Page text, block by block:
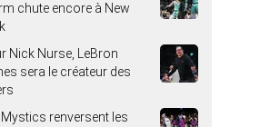
chute encore à New
Nick Nurse, LeBron
sera le créateur des
Mystics renversent les